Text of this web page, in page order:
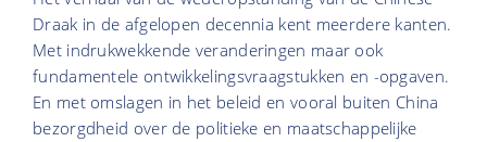
Draak in de afgelopen decennia kent meerdere kanten.
Met indrukwekkende veranderingen maar ook
fundamentele ontwikkelingsvraagstukken en -opgaven.
En met omslagen in het beleid en vooral buiten China
bezorgdheid over de politieke en maatschappelijke